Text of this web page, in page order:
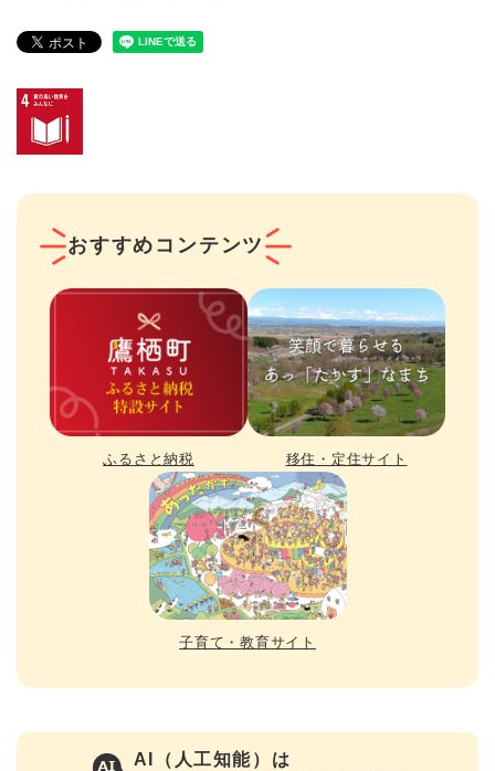
おすすめコンテンツ
ふるさと納税 移住・定住サイト
子育て・教育サイト
AI（人工知能）は